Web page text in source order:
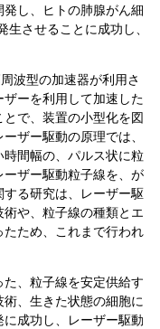
し、ヒトの肺腺がん細
生させることに成功し、
波型の加速器が利用さ
ーを利用して加速した
で、装置の小型化を図
ザー駆動の原理では、
間幅の、パルス状に粒
ザー駆動粒子線を、が
る研究は、レーザー駆
や、粒子線の種類とエ
ため、これまで行われ
、粒子線を安定供給す
、生きた状態の細胞に
成功し、レーザー駆動